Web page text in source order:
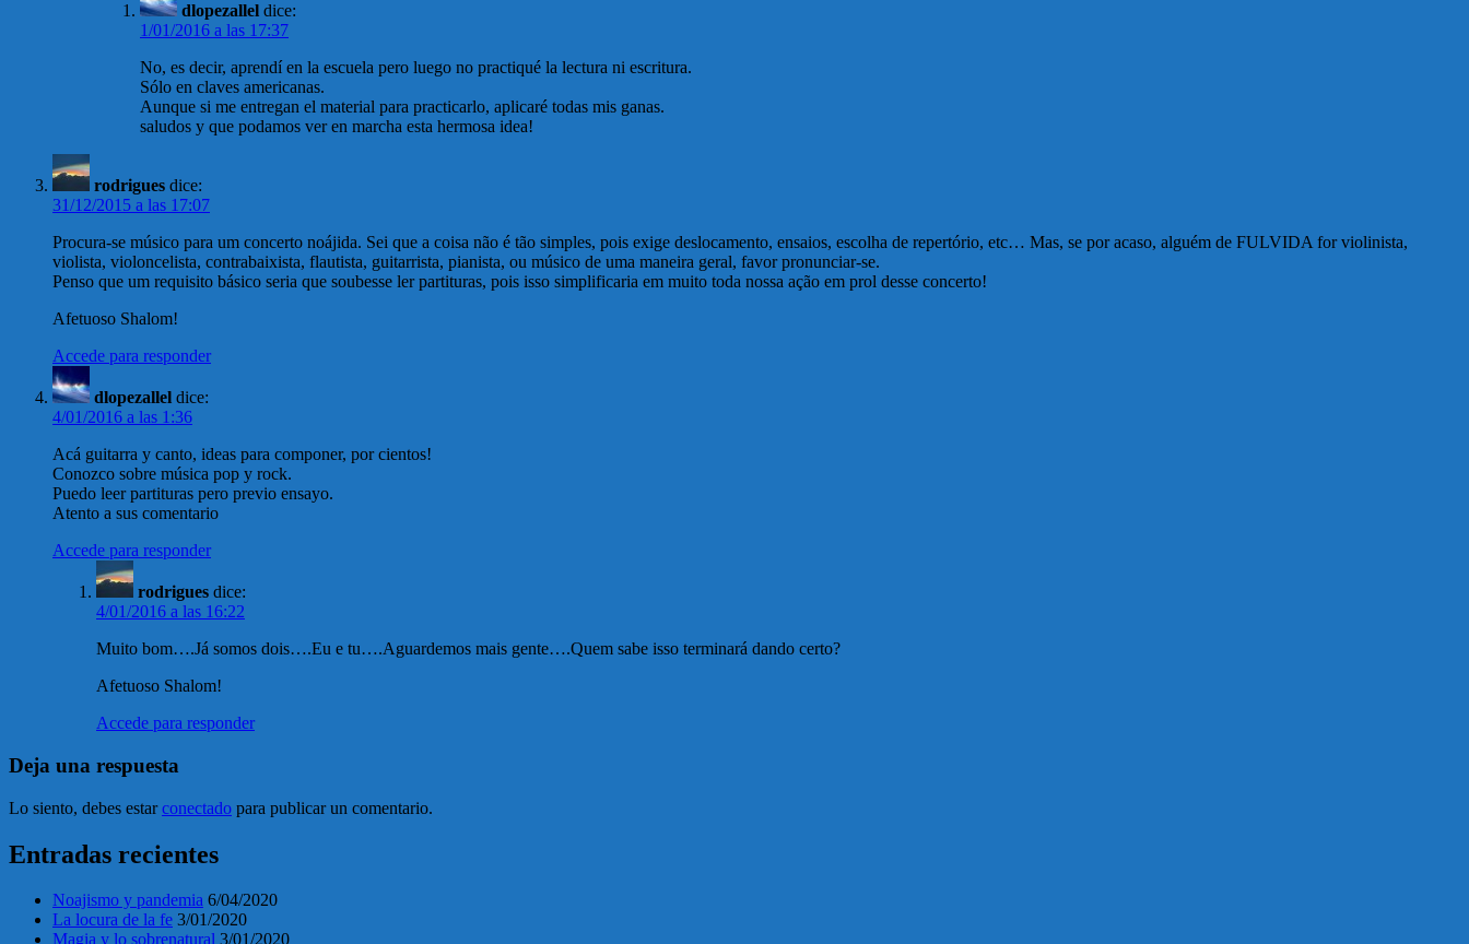
dlopezallel dice:
1/01/2016 a las 17:37
No, es decir, aprendí en la escuela pero luego no practiqué la lectura ni escritura.
Sólo en claves americanas.
Aunque si me entregan el material para practicarlo, aplicaré todas mis ganas.
saludos y que podamos ver en marcha esta hermosa idea!
rodrigues dice:
31/12/2015 a las 17:07
Procura-se músico para um concerto noájida. Sei que a coisa não é tão simples, pois exige deslocamento, ensaios, escolha de repertório, etc… Mas, se por acaso, alguém de FULVIDA for violinista,
violista, violoncelista, contrabaixista, flautista, guitarrista, pianista, ou músico de uma maneira geral, favor pronunciar-se.
Penso que um requisito básico seria que soubesse ler partituras, pois isso simplificaria em muito toda nossa ação em prol desse concerto!
Afetuoso Shalom!
Accede para responder
dlopezallel dice:
4/01/2016 a las 1:36
Acá guitarra y canto, ideas para componer, por cientos!
Conozco sobre música pop y rock.
Puedo leer partituras pero previo ensayo.
Atento a sus comentario
Accede para responder
rodrigues dice:
4/01/2016 a las 16:22
Muito bom….Já somos dois….Eu e tu….Aguardemos mais gente….Quem sabe isso terminará dando certo?
Afetuoso Shalom!
Accede para responder
Deja una respuesta
Lo siento, debes estarconectado para publicar un comentario.
Entradas recientes
Noajismo y pandemia 6/04/2020
La locura de la fe 3/01/2020
Magia y lo sobrenatural 3/01/2020